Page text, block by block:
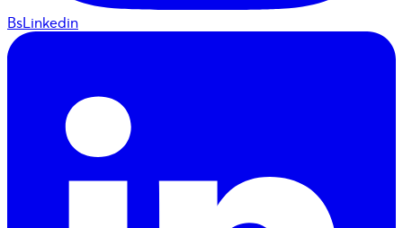
BsLinkedin